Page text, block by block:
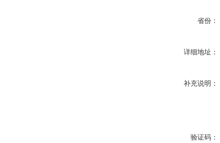
省份：
详细地址：
补充说明：
验证码：